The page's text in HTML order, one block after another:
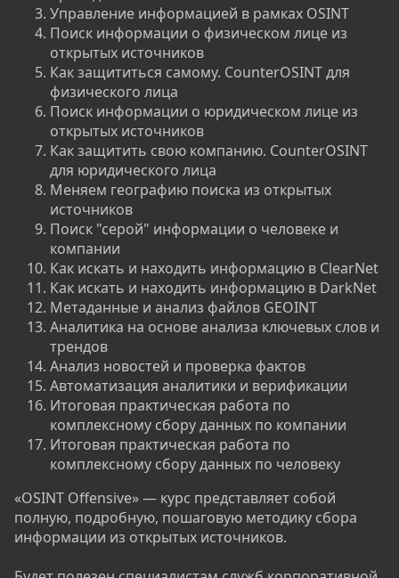
Управление информацией в рамках OSINT
Поиск информации о физическом лице из
открытых источников
Как защититься самому. CounterOSINT для
физического лица
Поиск информации о юридическом лице из
открытых источников
Как защитить свою компанию. CounterOSINT
для юридического лица
Меняем географию поиска из открытых
источников
Поиск "серой" информации о человеке и
компании
Как искать и находить информацию в СlearNet
Как искать и находить информацию в DarkNet
Метаданные и анализ файлов GEOINT
Аналитика на основе анализа ключевых слов и
трендов
Анализ новостей и проверка фактов
Автоматизация аналитики и верификации
Итоговая практическая работа по
комплексному сбору данных по компании
Итоговая практическая работа по
комплексному сбору данных по человеку
«OSINT Offensive» — курс представляет собой
полную, подробную, пошаговую методику сбора
информации из открытых источников.